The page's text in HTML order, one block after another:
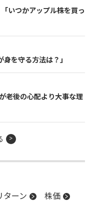
いつかアップル株を買っ
を守る方法は？」
老後の心配より大事な理
ターン
株価